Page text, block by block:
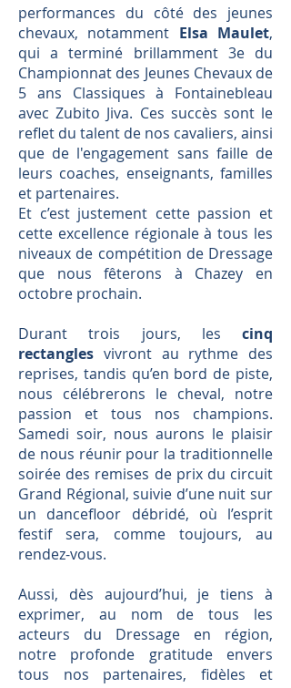
performances du côté des jeunes
chevaux, notamment Elsa Maulet,
qui a terminé brillamment 3e du
Championnat des Jeunes Chevaux de
5 ans Classiques à Fontainebleau
avec Zubito Jiva. Ces succès sont le
reflet du talent de nos cavaliers, ainsi
que de l'engagement sans faille de
leurs coaches, enseignants, familles
et partenaires.
Et c’est justement cette passion et
cette excellence régionale à tous les
niveaux de compétition de Dressage
que nous fêterons à Chazey en
octobre prochain.
Durant trois jours, les cinq
rectangles vivront au rythme des
reprises, tandis qu’en bord de piste,
nous célébrerons le cheval, notre
passion et tous nos champions.
Samedi soir, nous aurons le plaisir
de nous réunir pour la traditionnelle
soirée des remises de prix du circuit
Grand Régional, suivie d’une nuit sur
un dancefloor débridé, où l’esprit
festif sera, comme toujours, au
rendez-vous.
Aussi, dès aujourd’hui, je tiens à
exprimer, au nom de tous les
acteurs du Dressage en région,
notre profonde gratitude envers
tous nos partenaires, fidèles et